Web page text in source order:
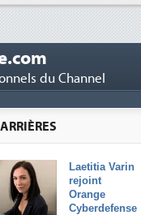
du Channel
Laetitia Varin
rejoint
Orange
Cyberdefense